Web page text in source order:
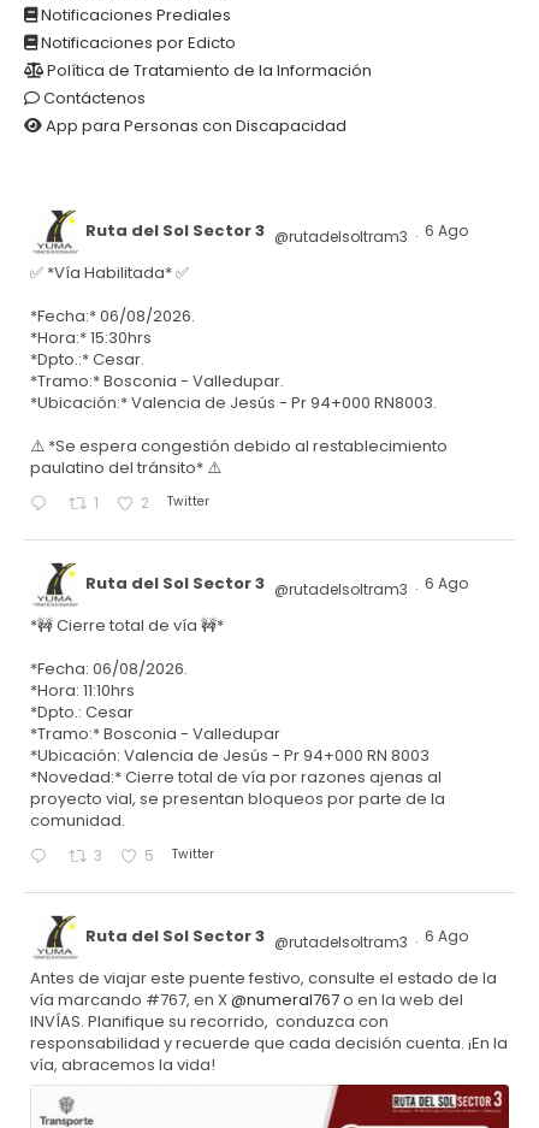
Notificaciones Prediales
Notificaciones por Edicto
Política de Tratamiento de la Información
Contáctenos
App para Personas con Discapacidad
Ruta del Sol Sector 3 @rutadelsoltram3 · 6 Ago
✅ *Vía Habilitada* ✅
*Fecha:* 06/08/2026.
*Hora:* 15:30hrs
*Dpto.:* Cesar.
*Tramo:* Bosconia - Valledupar.
*Ubicación:* Valencia de Jesús - Pr 94+000 RN8003.
⚠️ *Se espera congestión debido al restablecimiento
paulatino del tránsito* ⚠️
1 2 Twitter
Ruta del Sol Sector 3 @rutadelsoltram3 · 6 Ago
*🚧 Cierre total de vía 🚧*
*Fecha: 06/08/2026.
*Hora: 11:10hrs
*Dpto.: Cesar
*Tramo:* Bosconia - Valledupar
*Ubicación: Valencia de Jesús - Pr 94+000 RN 8003
*Novedad:* Cierre total de vía por razones ajenas al
proyecto vial, se presentan bloqueos por parte de la
comunidad.
3 5 Twitter
Ruta del Sol Sector 3 @rutadelsoltram3 · 6 Ago
Antes de viajar este puente festivo, consulte el estado de la
vía marcando #767, en X@numeral767o en la web del
INVÍAS. Planifique su recorrido, conduzca con
responsabilidad y recuerde que cada decisión cuenta. ¡En la
vía, abracemos la vida!